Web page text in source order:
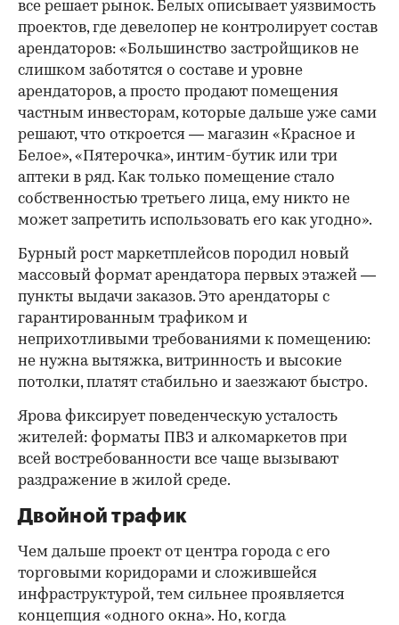
все решает рынок. Белых описывает уязвимость
проектов, где девелопер не контролирует состав
арендаторов: «Большинство застройщиков не
слишком заботятся о составе и уровне
арендаторов, а просто продают помещения
частным инвесторам, которые дальше уже сами
решают, что откроется — магазин «Красное и
Белое», «Пятерочка», интим-бутик или три
аптеки в ряд. Как только помещение стало
собственностью третьего лица, ему никто не
может запретить использовать его как угодно».
Бурный рост маркетплейсов породил новый
массовый формат арендатора первых этажей —
пункты выдачи заказов. Это арендаторы с
гарантированным трафиком и
неприхотливыми требованиями к помещению:
не нужна вытяжка, витринность и высокие
потолки, платят стабильно и заезжают быстро.
Ярова фиксирует поведенческую усталость
жителей: форматы ПВЗ и алкомаркетов при
всей востребованности все чаще вызывают
раздражение в жилой среде.
Двойной трафик
Чем дальше проект от центра города с его
торговыми коридорами и сложившейся
инфраструктурой, тем сильнее проявляется
концепция «одного окна». Но, когда